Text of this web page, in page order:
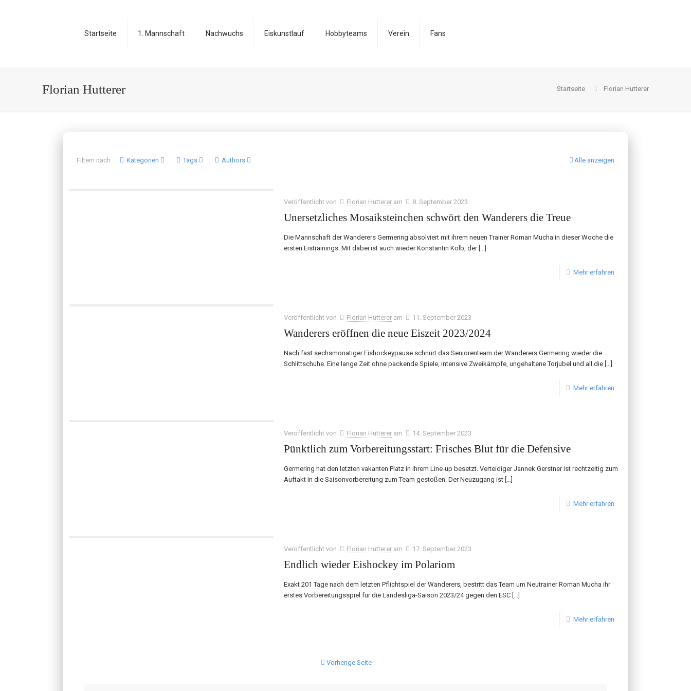
Startseite 1. Mannschaft Nachwuchs Eiskunstlauf Hobbyteams Verein Fans
Florian Hutterer Startseite Florian Hutterer
Filtern nach Kategorien Tags Authors Alle anzeigen
Veröffentlicht von Florian Hutterer am 8. September 2023
Unersetzliches Mosaiksteinchen schwört den Wanderers die Treue
Die Mannschaft der Wanderers Germering absolviert mit ihrem neuen Trainer Roman Mucha in dieser Woche die
ersten Eistrainings. Mit dabei ist auch wieder Konstantin Kolb, der[…]
Mehr erfahren
Veröffentlicht von Florian Hutterer am 11. September 2023
Wanderers eröffnen die neue Eiszeit 2023/2024
Nach fast sechsmonatiger Eishockeypause schnürt das Seniorenteam der Wanderers Germering wieder die
Schlittschuhe. Eine lange Zeit ohne packende Spiele, intensive Zweikämpfe, ungehaltene Torjubel und all die […]
Mehr erfahren
Veröffentlicht von Florian Hutterer am 14. September 2023
Pünktlich zum Vorbereitungsstart: Frisches Blut für die Defensive
Germering hat den letzten vakanten Platz in ihrem Line-up besetzt. Verteidiger Jannek Gerstner ist rechtzeitig zum
Auftakt in die Saisonvorbereitung zum Team gestoßen. Der Neuzugang ist […]
Mehr erfahren
Veröffentlicht von Florian Hutterer am 17. September 2023
Endlich wieder Eishockey im Polariom
Exakt 201 Tage nach dem letzten Pflichtspiel der Wanderers, bestritt das Team um Neutrainer Roman Mucha ihr
erstes Vorbereitungsspiel für die Landesliga-Saison 2023/24 gegen den ESC […]
Mehr erfahren
Vorherige Seite